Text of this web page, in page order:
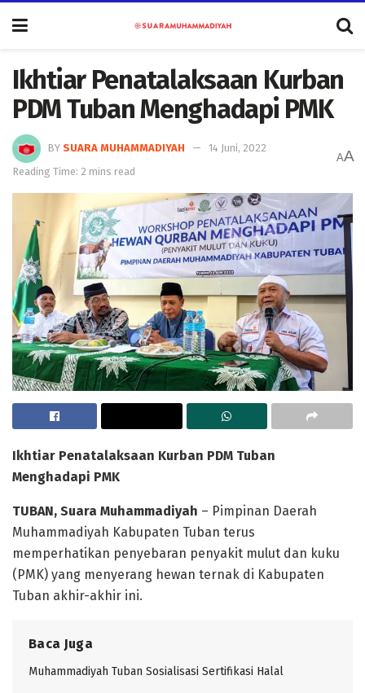
Ikhtiar Penatalaksaan Kurban
PDM Tuban Menghadapi PMK
BY SUARA MUHAMMADIYAH
14 Juni, 2022
Reading Time: 2 mins read
AA
Ikhtiar Penatalaksaan Kurban PDM Tuban
Menghadapi PMK
TUBAN, Suara Muhammadiyah – Pimpinan Daerah
Muhammadiyah Kabupaten Tuban terus
memperhatikan penyebaran penyakit mulut dan kuku
(PMK) yang menyerang hewan ternak di Kabupaten
Tuban akhir-akhir ini.
Baca Juga
Muhammadiyah Tuban Sosialisasi Sertifikasi Halal